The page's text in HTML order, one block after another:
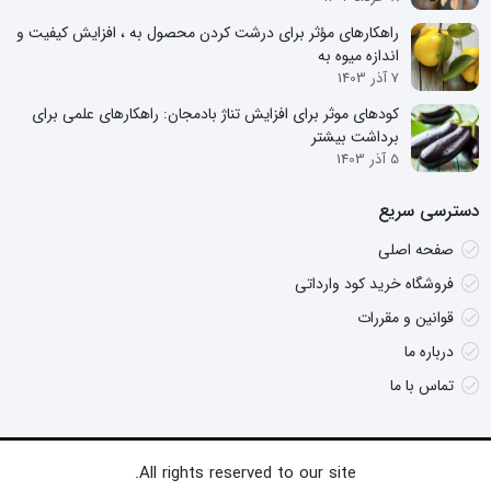
راهکارهای مؤثر برای درشت کردن محصول به ، افزایش کیفیت و
اندازه میوه به
7 آذر 1403
کودهای موثر برای افزایش تناژ بادمجان: راهکارهای علمی برای
برداشت بیشتر
5 آذر 1403
دسترسی سریع
صفحه اصلی
فروشگاه خرید کود وارداتی
قوانین و مقررات
درباره ما
تماس با ما
All rights reserved to our site.